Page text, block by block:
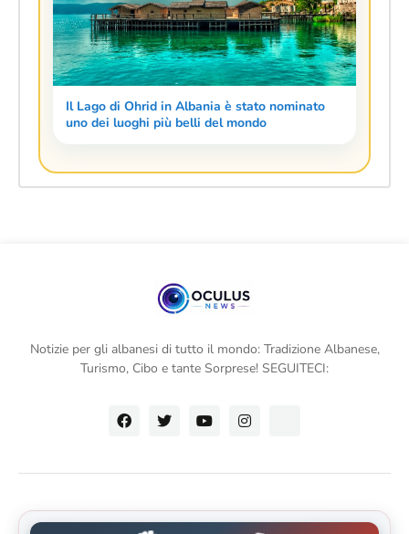
Il Lago di Ohrid in Albania è stato nominato
uno dei luoghi più belli del mondo
Notizie per gli albanesi di tutto il mondo: Tradizione Albanese,
Turismo, Cibo e tante Sorprese! SEGUITECI: